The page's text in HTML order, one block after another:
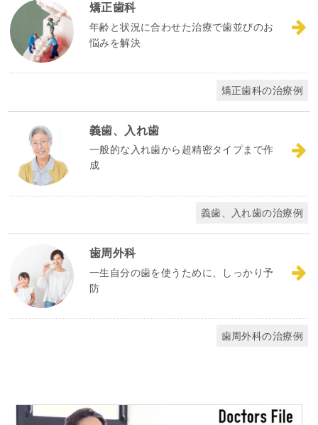
矯正歯科
年齢と状況に合わせた治療で歯並びのお
悩みを解決
矯正歯科の治療例
義歯、入れ歯
一般的な入れ歯から超精密タイプまで作
成
義歯、入れ歯の治療例
歯周外科
一生自分の歯を使うために、しっかり予
防
歯周外科の治療例